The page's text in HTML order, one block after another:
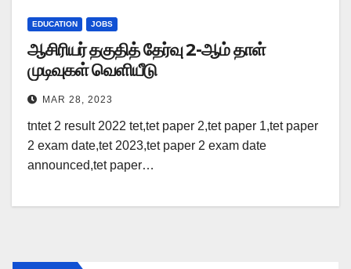
EDUCATION JOBS
ஆசிரியர் தகுதித் தேர்வு 2-ஆம் தாள்
முடிவுகள் வெளியீடு
MAR 28, 2023
tntet 2 result 2022 tet,tet paper 2,tet paper 1,tet paper
2 exam date,tet 2023,tet paper 2 exam date
announced,tet paper…